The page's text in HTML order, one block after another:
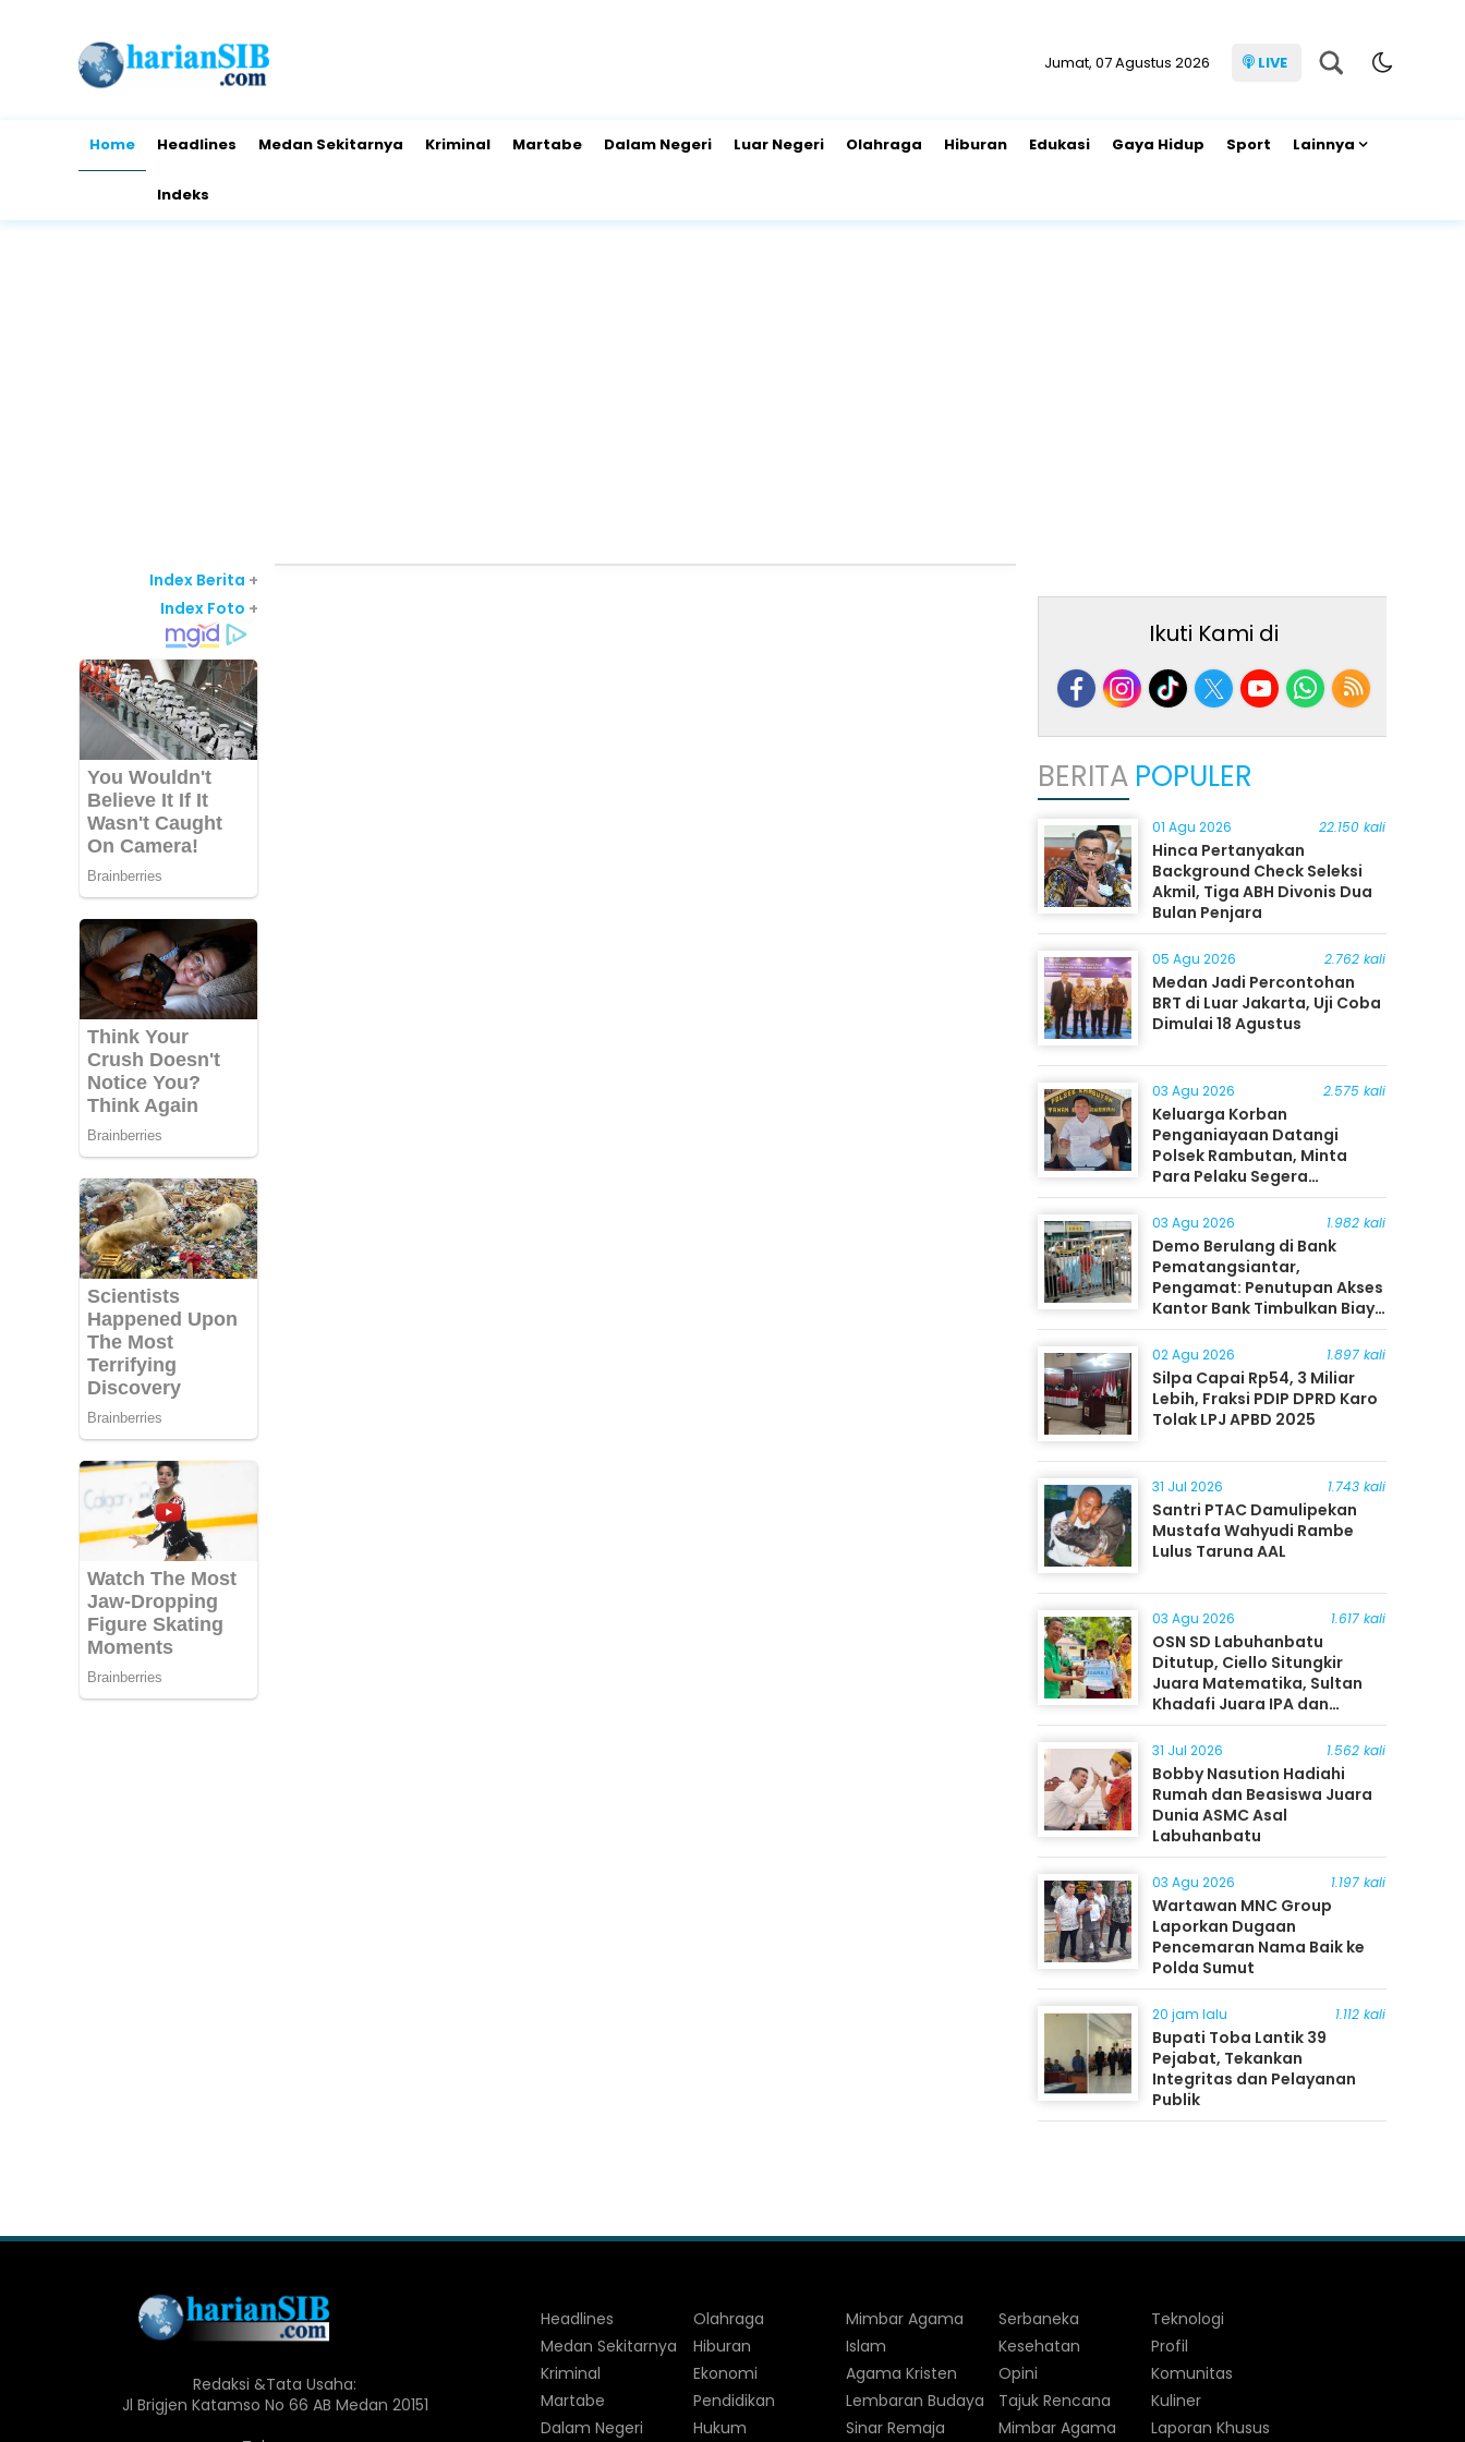
Jumat, 07 Agustus 2026 LIVE
Home Headlines Medan Sekitarnya Kriminal Martabe Dalam Negeri Luar Negeri Olahraga Hiburan Edukasi Gaya Hidup Sport Lainnya
Indeks
Index Berita +
Index Foto +
Ikuti Kami di
BERITA POPULER
01 Agu 2026 22.150 kali
Hinca Pertanyakan
Background Check Seleksi
Akmil, Tiga ABH Divonis Dua
Bulan Penjara
05 Agu 2026 2.762 kali
Medan Jadi Percontohan
BRT di Luar Jakarta, Uji Coba
Dimulai 18 Agustus
03 Agu 2026 2.575 kali
Keluarga Korban
Penganiayaan Datangi
Polsek Rambutan, Minta
Para Pelaku Segera
Ditangkap
03 Agu 2026 1.982 kali
Demo Berulang di Bank
Pematangsiantar,
Pengamat: Penutupan Akses
Kantor Bank Timbulkan Biaya
Ekonomi bagi Masyarakat
02 Agu 2026 1.897 kali
Silpa Capai Rp54, 3 Miliar
Lebih, Fraksi PDIP DPRD Karo
Tolak LPJ APBD 2025
31 Jul 2026 1.743 kali
Santri PTAC Damulipekan
Mustafa Wahyudi Rambe
Lulus Taruna AAL
03 Agu 2026 1.617 kali
OSN SD Labuhanbatu
Ditutup, Ciello Situngkir
Juara Matematika, Sultan
Khadafi Juara IPA dan
Timothy Rangkuti Juara IPS
31 Jul 2026 1.562 kali
Bobby Nasution Hadiahi
Rumah dan Beasiswa Juara
Dunia ASMC Asal
Labuhanbatu
03 Agu 2026 1.197 kali
Wartawan MNC Group
Laporkan Dugaan
Pencemaran Nama Baik ke
Polda Sumut
20 jam lalu 1.112 kali
Bupati Toba Lantik 39
Pejabat, Tekankan
Integritas dan Pelayanan
Publik
Redaksi &Tata Usaha:
Jl Brigjen Katamso No 66 AB Medan 20151
Headlines
Medan Sekitarnya
Kriminal
Martabe
Dalam Negeri
Olahraga
Hiburan
Ekonomi
Pendidikan
Hukum
Mimbar Agama
Islam
Agama Kristen
Lembaran Budaya
Sinar Remaja
Serbaneka
Kesehatan
Opini
Tajuk Rencana
Mimbar Agama
Teknologi
Profil
Komunitas
Kuliner
Laporan Khusus